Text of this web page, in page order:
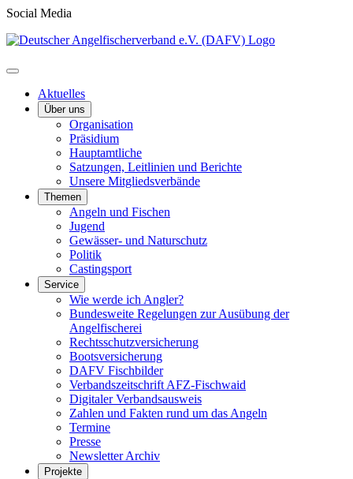
Social Media
Aktuelles
Über uns
Organisation
Präsidium
Hauptamtliche
Satzungen, Leitlinien und Berichte
Unsere Mitgliedsverbände
Themen
Angeln und Fischen
Jugend
Gewässer- und Naturschutz
Politik
Castingsport
Service
Wie werde ich Angler?
Bundesweite Regelungen zur Ausübung der
Angelfischerei
Rechtsschutzversicherung
Bootsversicherung
DAFV Fischbilder
Verbandszeitschrift AFZ-Fischwaid
Digitaler Verbandsausweis
Zahlen und Fakten rund um das Angeln
Termine
Presse
Newsletter Archiv
Projekte